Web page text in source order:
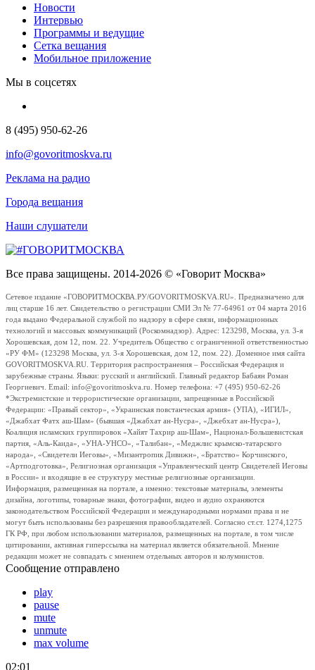
Новости
Интервью
Программы и ведущие
Сетка вещания
Мобильное приложение
Мы в соцсетях
8 (495) 950-62-26
info@govoritmoskva.ru
Реклама на радио
Города вещания
Наши слушатели
Все права защищены. 2014-2026 © «Говорит Москва»
Сетевое издание «ГОВОРИТМОСКВА.РУ/GOVORITMOSKVA.RU». Предназначено для
лиц старше 16 лет. Свидетельство о регистрации СМИ Эл № 77-64961 от 04 марта 2016
года выдано Федеральной службой по надзору в сфере связи, информационных
технологий и массовых коммуникаций (Роскомнадзор). Адрес: 123298, Москва, ул. 3-я
Хорошевская, дом 12, пом. 22. Учредитель Общество с ограниченной ответственностью
«РУ ФМ» (123298 Москва, ул. 3-я Хорошевская, дом 12, пом. 22). Доменное имя сайта
GOVORITMOSKVA.RU. Территория распространения – Российская Федерация и
зарубежные страны. Языки: русский и английский. Главный редактор Бабаян Роман
Георгиевич. Email: info@govoritmoskva.ru. Номер телефона: +7 (495) 950-62-26
*Экстремистские и террористические организации, запрещенные в Российской
Федерации: «Правый сектор», «Украинская повстанческая армия» (УПА), «ИГИЛ»,
«Джабхат Фатх аш-Шам» (бывшая «Джабхат ан-Нусра», «Джебхат ан-Нусра»),
Коалиция исламских группировок «Хайят Тахрир аш-Шам», Национал-Большевистская
партия, «Аль-Каида», «УНА-УНСО», «Талибан», «Меджлис крымско-татарского
народа», «Свидетели Иеговы», «Мизантропик Дивижн», «Братство» Корчинского,
«Артподготовка», Религиозная организация «Управленческий центр Свидетелей Иеговы
в России» и входящие в ее структуру местные религиозные организации.
Информация, размещенная на портале, а именно: текстовые материалы, элементы
дизайна, логотипы, товарные знаки, фотографии, видео и аудио охраняются
законодательством Российской Федерации и международными нормами права и не
могут быть использованы без разрешения правообладателей. Согласно ст.ст. 1274,1275
ГК РФ, при любом использовании материалов, размещенных на портале, в том числе
цитировании, активная гиперссылка на материал является обязательной. Мнение
редакции может не совпадать с мнением отдельных авторов и колумнистов.
Сообщение отправлено
play
pause
mute
unmute
max volume
02:01